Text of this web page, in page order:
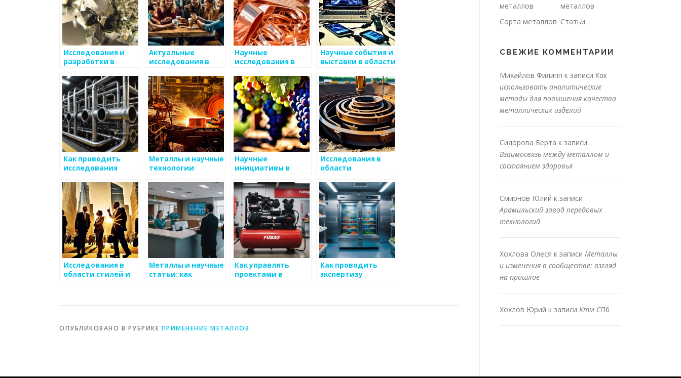
Исследования и
разработки в
металлургии
Актуальные
исследования в
металлургии
Научные
исследования в
объединенных
ресурсов
Научные события и
выставки в области
Как проводить
исследования
Металлы и научные
технологии
Научные
инициативы в
Исследования в
области
металлов
Исследования в
области стилей и
Металлы и научные
статьи: как
Как управлять
проектами в
Как проводить
экспертизу
ОПУБЛИКОВАНО В РУБРИКЕ ПРИМЕНЕНИЕ МЕТАЛЛОВ
металлов
металлов
Сорта металлов Статьи
СВЕЖИЕ КОММЕНТАРИИ
Михайлов Филипп к записи Как
использовать аналитические
методы для повышения качества
металлических изделий
Сидорова Берта к записи
Взаимосвязь между металлом и
состоянием здоровья
Смирнов Юлий к записи
Арамильский завод передовых
технологий
Хохлова Олеся к записи Металлы
и изменения в сообществе: взгляд
на прошлое
Хохлов Юрий к записи Ктм СПб